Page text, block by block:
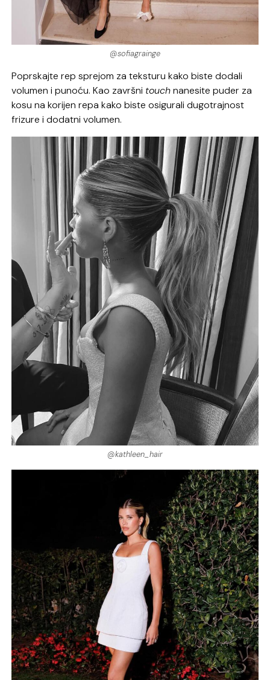
@sofiagrainge
Poprskajte rep sprejom za teksturu kako biste dodali
volumen i punoću. Kao završni touchnanesite puder za
kosu na korijen repa kako biste osigurali dugotrajnost
frizure i dodatni volumen.
@kathleen_hair